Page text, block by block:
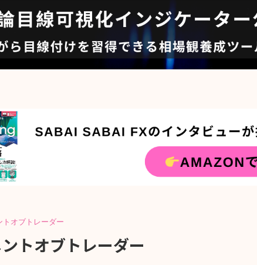
トオブトレーダー
トオブトレーダー